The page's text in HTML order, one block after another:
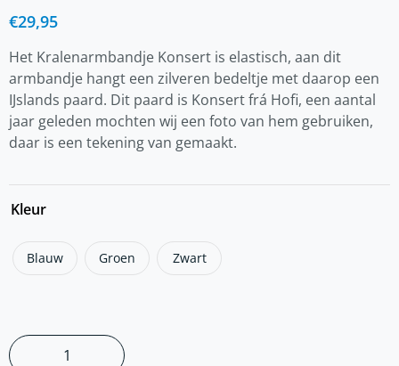
€29,95
Het Kralenarmbandje Konsert is elastisch, aan dit
armbandje hangt een zilveren bedeltje met daarop een
IJslands paard. Dit paard is Konsert frá Hofi, een aantal
jaar geleden mochten wij een foto van hem gebruiken,
daar is een tekening van gemaakt.
Kleur
Blauw Groen Zwart